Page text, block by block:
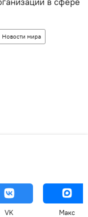
Новости мира
VK Макс